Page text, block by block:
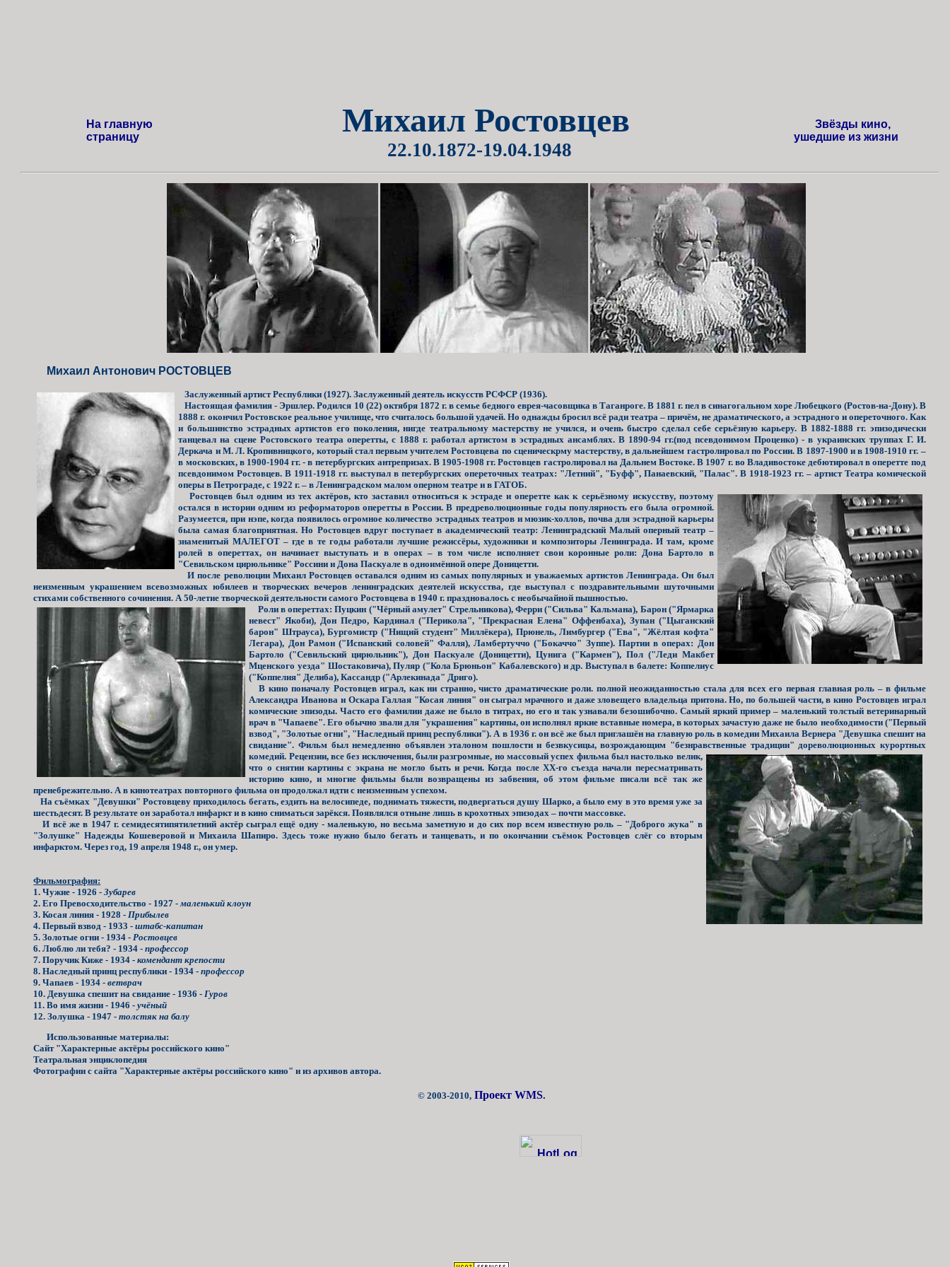
На главную
страницу
Михаил Ростовцев
22.10.1872-19.04.1948
Звёзды кино,
ушедшие из жизни
Михаил Антонович РОСТОВЦЕВ
Заслуженный артист Республики (1927). Заслуженный деятель искусств РСФСР (1936).
Настоящая фамилия - Эршлер. Родился 10 (22) октября 1872 г. в семье бедного еврея-часовщика в Таганроге. В 1881 г. пел в синагогальном хоре Любецкого (Ростов-на-Дону). В
1888 г. окончил Ростовское реальное училище, что считалось большой удачей. Но однажды бросил всё ради театра – причём, не драматического, а эстрадного и опереточного. Как
и большинство эстрадных артистов его поколения, нигде театральному мастерству не учился, и очень быстро сделал себе серьёзную карьеру. В 1882-1888 гг. эпизодически
танцевал на сцене Ростовского театра оперетты, с 1888 г. работал артистом в эстрадных ансамблях. В 1890-94 гг.(под псевдонимом Проценко) - в украинских труппах Г. И.
Деркача и М. Л. Кропивницкого, который стал первым учителем Ростовцева по сценическрму мастерству, в дальнейшем гастролировал по России. В 1897-1900 и в 1908-1910 гг. –
в московских, в 1900-1904 гг. - в петербургских антрепризах. В 1905-1908 гг. Ростовцев гастролировал на Дальнем Востоке. В 1907 г. во Владивостоке дебютировал в оперетте под
псевдонимом Ростовцев. В 1911-1918 гг. выступал в петербургских опереточных театрах: "Летний", "Буфф", Панаевский, "Палас". В 1918-1923 гг. – артист Театра комической
оперы в Петрограде, с 1922 г. – в Ленинградском малом оперном театре и в ГАТОБ.
Ростовцев был одним из тех актёров, ктозаставил относиться к эстраде и оперетте как к серьёзному искусству, поэтому
остался в истории одним из реформаторов оперетты в России. В предреволюционные годы популярность его была огромной.
Разумеется, при нэпе, когда появилось огромное количество эстрадных театров и мюзик-холлов, почва для эстрадной карьеры
была самая благоприятная. Но Ростовцев вдруг поступает в академический театр: Ленинградский Малый оперный театр –
знаменитый МАЛЕГОТ – где в те годы работали лучшие режиссёры, художники и композиторы Ленинграда. И там, кроме
ролей в опереттах, он начинает выступать и в операх – в том числе исполняет свои коронные роли: Дона Бартоло в
"Севильском цирюльнике" Россини и Дона Паскуале в одноимённой опере Доницетти.
И после революции Михаил Ростовцев оставался одним из самых популярных и уважаемых артистов Ленинграда. Он был
неизменным украшением всевозможных юбилеев и творческих вечеров ленинградских деятелей искусства, где выступал с поздравительными шуточными
стихами собственного сочинения. А 50-летие творческой деятельности самого Ростовцева в 1940 г. праздновалось с необычайной пышностью.
Роли в опереттах: Пуцкин ("Чёрный амулет" Стрельникова), Ферри ("Сильва" Кальмана), Барон ("Ярмарка
невест" Якоби), Дон Педро, Кардинал ("Перикола", "Прекрасная Елена" Оффенбаха), Зупан ("Цыганский
барон" Штрауса), Бургомистр ("Нищий студент" Миллёкера), Прюнель, Лимбургер ("Ева", "Жёлтая кофта"
Легара), Дон Рамон ("Испанский соловей" Фалля), Ламбертуччо ("Бокаччо" Зуппе). Партии в операх: Дон
Бартоло ("Севильский цирюльник"), Дон Паскуале (Доницетти), Цунига ("Кармен"), Пол ("Леди Макбет
Мценского уезда" Шостаковича), Пуляр ("Кола Брюньон" Кабалевского) и др. Выступал в балете: Коппелиус
("Коппелия" Делиба), Кассандр ("Арлекинада" Дриго).
В кино поначалу Ростовцев играл, как ни странно, чисто драматические роли. полной неожиданностью стала для всех его первая главная роль – в фильме
Александра Иванова и Оскара Галлая "Косая линия" он сыграл мрачного и даже зловещего владельца притона. Но, по большей части, в кино Ростовцев играл
комические эпизоды. Часто его фамилии даже не было в титрах, но его и так узнавали безошибочно. Самый яркий пример – маленький толстый ветеринарный
врач в "Чапаеве". Его обычно звали для "украшения" картины, он исполнял яркие вставные номера, в которых зачастую даже не было необходимости ("Первый
взвод", "Золотые огни", "Наследный принц республики"). А в 1936 г. он всё же был приглашён на главную роль в комедии Михаила Вернера "Девушка спешит на
свидание". Фильм был немедленно объявлен эталоном пошлости и безвкусицы, возрождающим "безнравственные традиции" дореволюционных курортных
комедий. Рецензии, все без исключения, были разгромные, но массовый успех фильма был настолько велик,
что о снятии картины с экрана не могло быть и речи. Когда после XX-го съезда начали пересматривать
историю кино, и многие фильмы были возвращены из забвения, об этом фильме писали всё так же
пренебрежительно. А в кинотеатрах повторного фильма он продолжал идти с неизменным успехом.
На съёмках "Девушки" Ростовцеву приходилось бегать, ездить на велосипеде, поднимать тяжести, подвергаться душу Шарко, а было ему в это время уже за
шестьдесят. В результате он заработал инфаркт и в кино сниматься зарёкся. Появлялся отныне лишь в крохотных эпизодах – почти массовке.
И всё же в 1947 г. семидесятипятилетний актёр сыграл ещё одну - маленькую, но весьма заметную и до сих пор всем известную роль – "Доброго жука" в
"Золушке" Надежды Кошеверовой и Михаила Шапиро. Здесь тоже нужно было бегать и танцевать, и по окончании съёмок Ростовцев слёг со вторым
инфарктом. Через год, 19 апреля 1948 г., он умер.
Фильмография:
1. Чужие - 1926 -Зубарев
2. Его Превосходительство - 1927 - маленький клоун
3. Косая линия - 1928 - Прибылев
4. Первый взвод - 1933 -штабс-капитан
5. Золотые огни - 1934 - Ростовцев
6. Люблю ли тебя? - 1934 -профессор
7. Поручик Киже - 1934 -комендант крепости
8. Наследный принц республики - 1934 -профессор
9. Чапаев - 1934 -ветврач
10. Девушка спешит на свидание - 1936 - Гуров
11. Во имя жизни - 1946 -учёный
12. Золушка - 1947 -толстяк на балу
Использованные материалы:
Сайт "Характерные актёры российского кино"
Театральная энциклопедия
Фотографии с сайта "Характерные актёры российского кино" и из архивов автора.
© 2003-2010, Проект WMS.